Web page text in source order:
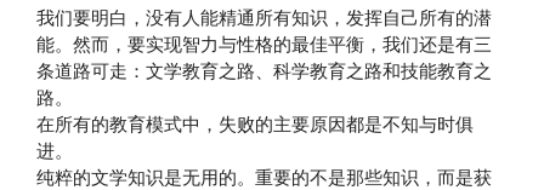
我们要明白，没有人能精通所有知识，发挥自己所有的潜
能。然而，要实现智力与性格的最佳平衡，我们还是有三
条道路可走：文学教育之路、科学教育之路和技能教育之
路。
在所有的教育模式中，失败的主要原因都是不知与时俱
进。
纯粹的文学知识是无用的。重要的不是那些知识，而是获